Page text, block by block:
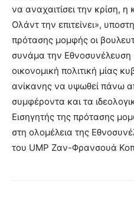
να αναχαιτίσει την κρίση,
Ολάντ την επιτείνει»,
πρότασης μομφής οι
συνάμα την Εθνοσυνέλευση
οικονομική πολιτική μίας
ανίκανης να υψωθεί πάνω
συμφέροντα και τα
Εισηγητής της πρότασης
στη ολομέλεια της
του UMP Ζαν-Φρανσουά